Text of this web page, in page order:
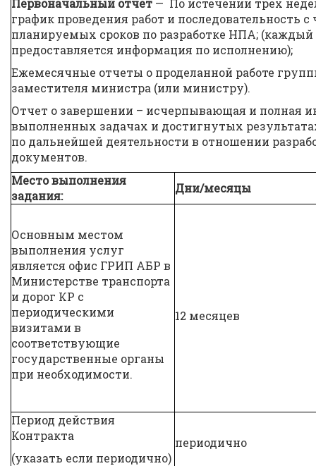
Первоначальный отчет — По истечении трех
график проведения работ и последовательность
планируемых сроков по разработке НПА;
предоставляется информация по исполнению);
Ежемесячные отчеты о проделанной работе
заместителя министра (или министру).
Отчет о завершении – исчерпывающая и полная
выполненных задачах и достигнутых
по дальнейшей деятельности в отношении
документов.
Место выполнения
задания:
Дни/месяцы
Основным местом
выполнения услуг
является офис ГРИП АБР в
Министерстве транспорта
и дорог КР с
периодическими
визитами в
соответствующие
государственные органы
при необходимости.
12 месяцев
Период действия
Контракта
(указать если периодично)
периодично